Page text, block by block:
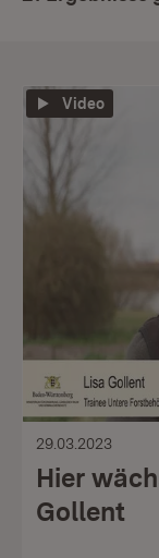
Video
29.03.2023
Hier
Gollent